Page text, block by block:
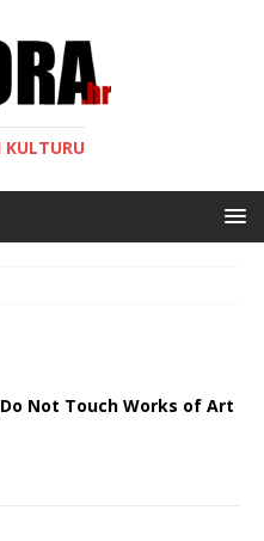
Not Touch Works of Art